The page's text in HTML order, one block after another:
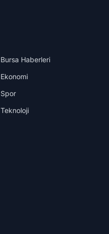
Bursa Haberleri
Ekonomi
Spor
Teknoloji